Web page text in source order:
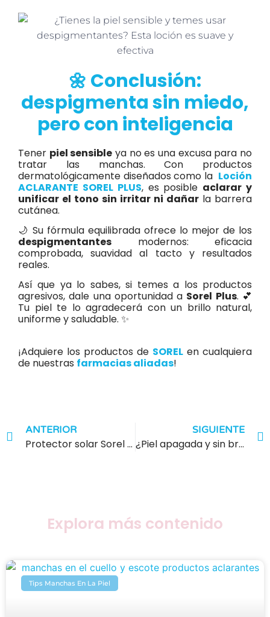
🌼 Conclusión:
despigmenta sin miedo,
pero con inteligencia
Tener piel sensible ya no es una excusa para no
tratar las manchas. Con productos
dermatológicamente diseñados como la Loción
ACLARANTE SOREL PLUS, es posible aclarar y
unificar el tono sin irritar ni dañar la barrera
cutánea.
🌙 Su fórmula equilibrada ofrece lo mejor de los
despigmentantes modernos: eficacia
comprobada, suavidad al tacto y resultados
reales.
Así que ya lo sabes, si temes a los productos
agresivos, dale una oportunidad a Sorel Plus. 💕
Tu piel te lo agradecerá con un brillo natural,
uniforme y saludable. ✨
¡Adquiere los productos de SOREL en cualquiera
de nuestras farmacias aliadas!
ANTERIOR
Protector solar Sorel Plus SPF 50+: defensa total para tu piel todos los días
SIGUIENTE
¿Piel apagada y sin brillo? Revitalízala mientras duermes con Sorel
Explora más contenido
Tips Manchas En La Piel